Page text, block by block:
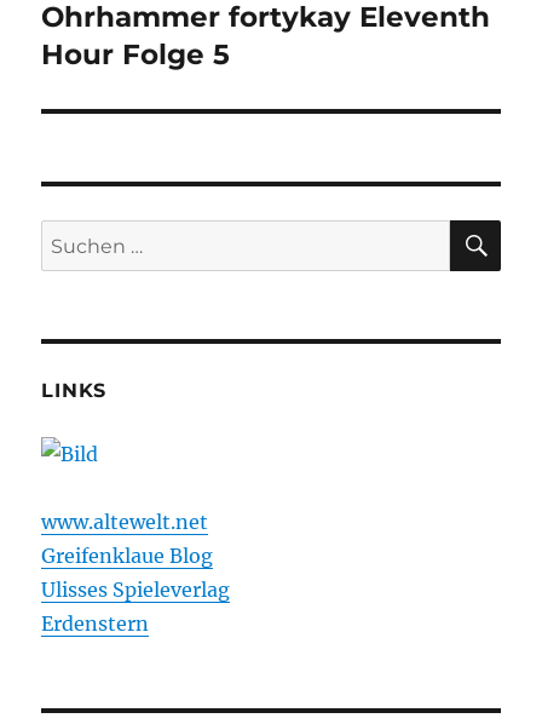
Nächster
Beitrag:
Ohrhammer fortykay Eleventh
Hour Folge 5
Suchen
nach:
LINKS
www.altewelt.net
Greifenklaue Blog
Ulisses Spieleverlag
Erdenstern